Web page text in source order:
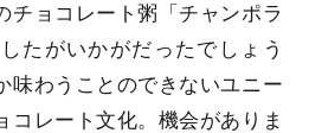
チョコレート粥「チャンポラ
たがいかがだったでしょう
味わうことのできないユニー
コレート文化。機会がありま